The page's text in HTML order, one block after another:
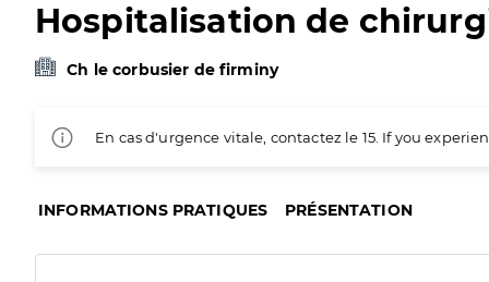
Hospitalisation de
Ch le corbusier de firminy
En cas d'urgence vitale, contactez le 15. If you
INFORMATIONS PRATIQUES PRÉSENTATION